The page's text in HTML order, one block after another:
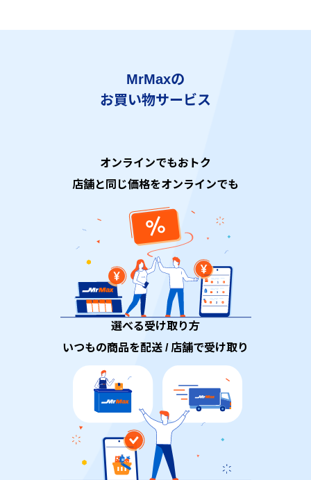
MrMaxの
お買い物サービス
オンラインでもおトク
店舗と同じ価格をオンラインでも
選べる受け取り方
いつもの商品を配送 / 店舗で受け取り